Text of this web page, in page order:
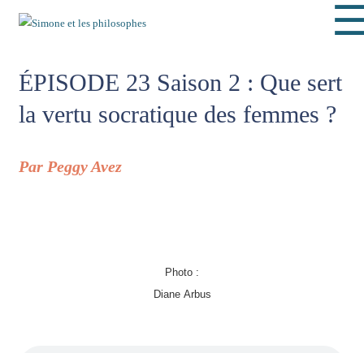
ÉPISODE 23 Saison 2 : Que sert
la vertu socratique des femmes ?
Par Peggy Avez
Photo :
Diane Arbus